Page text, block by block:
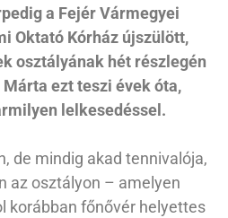
a Fejér Vármegyei
Oktató Kórház újszülött,
osztályának hét részlegén
ezt teszi évek óta,
lelkesedéssel.
de mindig akad tennivalója,
az osztályon – amelyen
korábban főnővér helyettes